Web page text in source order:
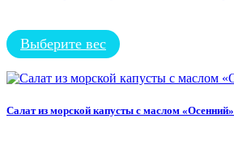
выбрать
на
товара.
Выберите вес
Этот
имеет
вариаций.
Салат из морской капусты с маслом «Осенний»